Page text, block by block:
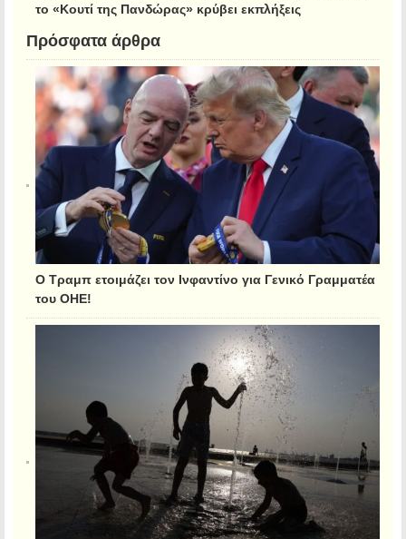
το «Κουτί της Πανδώρας» κρύβει εκπλήξεις
Πρόσφατα άρθρα
Ο Τραμπ ετοιμάζει τον Ινφαντίνο για Γενικό Γραμματέα
του ΟΗΕ!